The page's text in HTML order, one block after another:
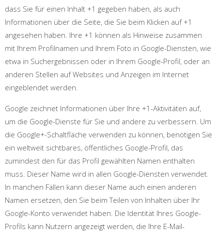
dass Sie für einen Inhalt +1 gegeben haben, als auch
Informationen über die Seite, die Sie beim Klicken auf +1
angesehen haben. Ihre +1 können als Hinweise zusammen
mit Ihrem Profilnamen und Ihrem Foto in Google-Diensten, wie
etwa in Suchergebnissen oder in Ihrem Google-Profil, oder an
anderen Stellen auf Websites und Anzeigen im Internet
eingeblendet werden.
Google zeichnet Informationen über Ihre +1-Aktivitäten auf,
um die Google-Dienste für Sie und andere zu verbessern. Um
die Google+-Schaltfläche verwenden zu können, benötigen Sie
ein weltweit sichtbares, öffentliches Google-Profil, das
zumindest den für das Profil gewählten Namen enthalten
muss. Dieser Name wird in allen Google-Diensten verwendet.
In manchen Fällen kann dieser Name auch einen anderen
Namen ersetzen, den Sie beim Teilen von Inhalten über Ihr
Google-Konto verwendet haben. Die Identität Ihres Google-
Profils kann Nutzern angezeigt werden, die Ihre E-Mail-